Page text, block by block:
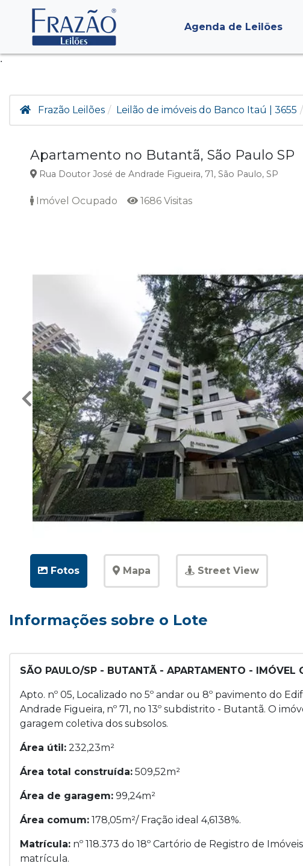
.
Agenda de Leilões
Frazão Leilões Leilão de imóveis do Banco Itaú | 3655
Apartamento no Butantã, São Paulo SP
Rua Doutor José de Andrade Figueira, 71, São Paulo, SP
Imóvel Ocupado 1686 Visitas
Fotos Mapa Street View
Informações sobre o Lote
SÃO PAULO/SP - BUTANTÃ - APARTAMENTO - IMÓVEL
Apto. nº 05, Localizado no 5º andar ou 8º pavimento do
Andrade Figueira, nº 71, no 13º subdistrito - Butantã. O
garagem coletiva dos subsolos.
Área útil: 232,23m²
Área total construída: 509,52m²
Área de garagem: 99,24m²
Área comum: 178,05m²/ Fração ideal 4,6138%.
Matrícula: nº 118.373 do 18º Cartório de Registro de
matrícula.